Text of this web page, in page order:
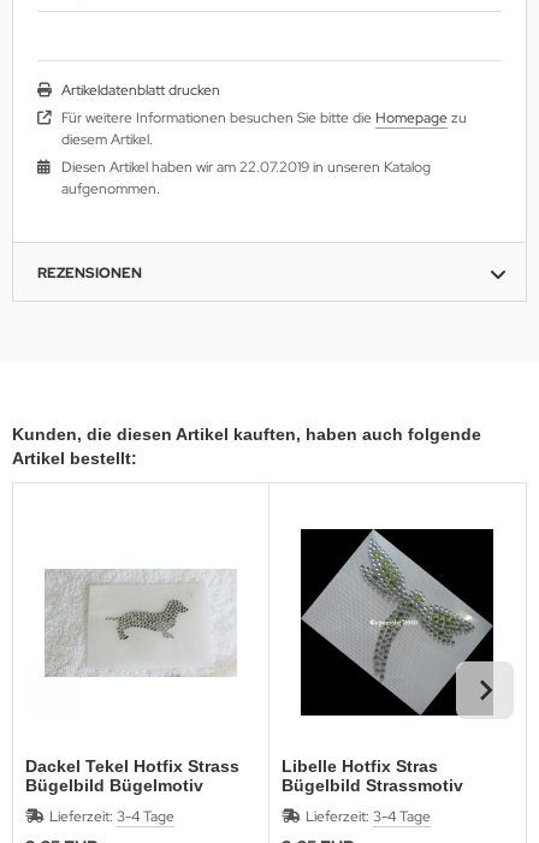
Artikeldatenblatt drucken
Für weitere Informationen besuchen Sie bitte die Homepagezu
diesem Artikel.
Diesen Artikel haben wir am 22.07.2019 in unseren Katalog
aufgenommen.
REZENSIONEN
Kunden, die diesen Artikel kauften, haben auch folgende
Artikel bestellt:
Dackel Tekel Hotfix Strass
Bügelbild Bügelmotiv
Strass Applikation 170202
Lieferzeit: 3-4 Tage
Libelle Hotfix Stras
Bügelbild Strassmotiv
schöne Strass Libelle AB
Peridot 121206
Lieferzeit: 3-4 Tage